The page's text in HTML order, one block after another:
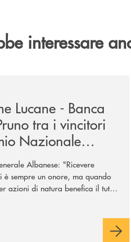
interessare
Lucane - Banca
tra i vincitori
Nazionale
Albanese: "Ricevere
è sempre un onore, ma quando
azioni di natura benefica il tutto